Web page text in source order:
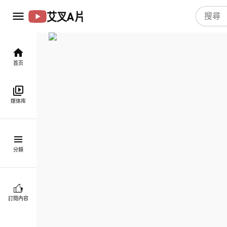
艾叉A片
首页
媒体库
分類
訂閱內容